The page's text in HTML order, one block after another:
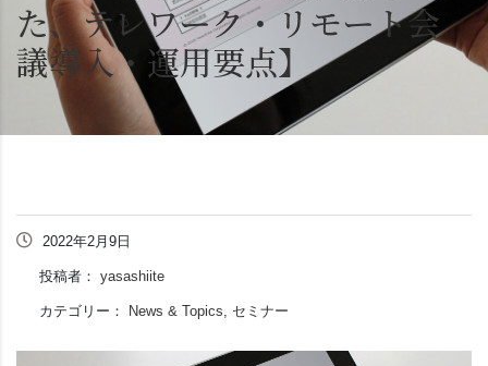
た、テレワーク・リモート会
議導入・運用要点】
2022年2月9日
投稿者： yasashiite
カテゴリー： News & Topics, セミナー